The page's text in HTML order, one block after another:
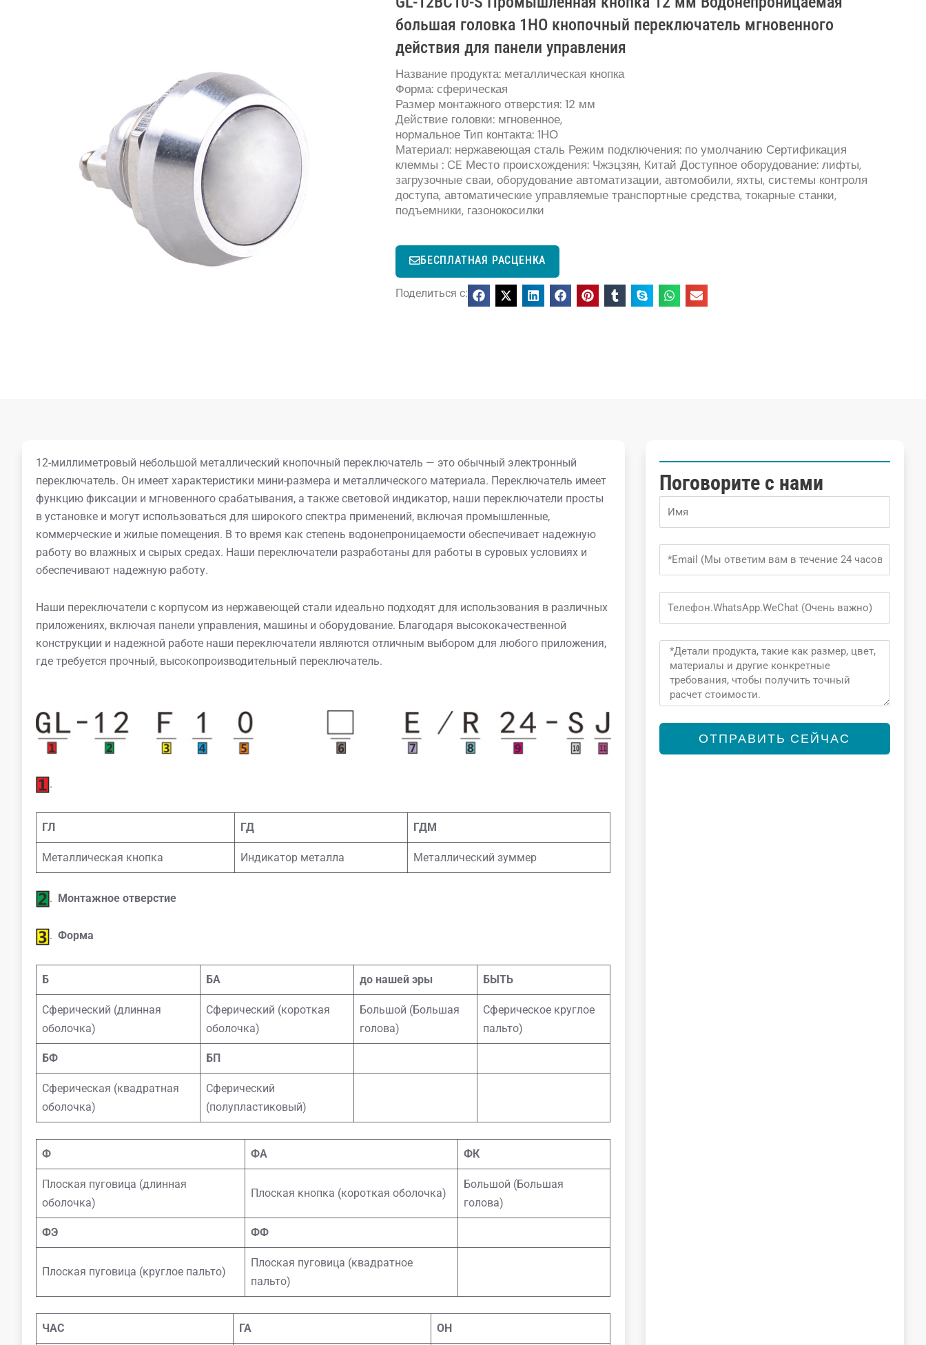
большая головка 1НО кнопочный переключатель мгновенного
действия для панели управления
Название продукта: металлическая кнопка
Форма: сферическая
Размер монтажного отверстия: 12 мм
Действие головки: мгновенное,
нормальное Тип контакта: 1НО
Материал: нержавеющая сталь Режим подключения: по умолчанию Сертификация
клеммы : CE Место происхождения: Чжэцзян, Китай Доступное оборудование: лифты,
загрузочные сваи, оборудование автоматизации, автомобили, яхты, системы контроля
доступа, автоматические управляемые транспортные средства, токарные станки,
подъемники, газонокосилки
БЕСПЛАТНАЯ РАСЦЕНКА
Поделиться с:
12-миллиметровый небольшой металлический кнопочный переключатель — это обычный электронный
переключатель. Он имеет характеристики мини-размера и металлического материала. Переключатель имеет
функцию фиксации и мгновенного срабатывания, а также световой индикатор, наши переключатели просты
в установке и могут использоваться для широкого спектра применений, включая промышленные,
коммерческие и жилые помещения. В то время как степень водонепроницаемости обеспечивает надежную
работу во влажных и сырых средах. Наши переключатели разработаны для работы в суровых условиях и
обеспечивают надежную работу.
Наши переключатели с корпусом из нержавеющей стали идеально подходят для использования в различных
приложениях, включая панели управления, машины и оборудование. Благодаря высококачественной
конструкции и надежной работе наши переключатели являются отличным выбором для любого приложения,
где требуется прочный, высокопроизводительный переключатель.
.
ГЛ ГД ГДМ
Металлическая кнопка Индикатор металла Металлический зуммер
. Монтажное отверстие
. Форма
Б БА до нашей эры БЫТЬ
Сферический (длинная
оболочка)
Сферический (короткая
оболочка)
Большой (Большая
голова)
Сферическое круглое
пальто)
БФ БП
Сферическая (квадратная
оболочка)
Сферический
(полупластиковый)
Ф ФА ФК
Плоская пуговица (длинная
оболочка)
Плоская кнопка (короткая оболочка)
Большой (Большая
голова)
ФЭ ФФ
Плоская пуговица (круглое пальто)
Плоская пуговица (квадратное
пальто)
ЧАС ГА ОН
Поговорите с нами
Email
Message
ОТПРАВИТЬ СЕЙЧАС